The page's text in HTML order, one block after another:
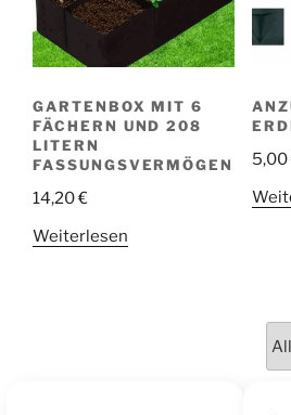
GARTENBOX MIT 6
FÄCHERN UND 208
LITERN
FASSUNGSVERMÖGEN
14,20€
Weiterlesen
5,00